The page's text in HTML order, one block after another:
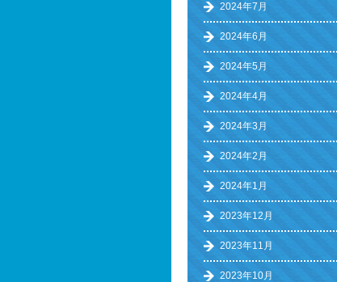
2024年7月
2024年6月
2024年5月
2024年4月
2024年3月
2024年2月
2024年1月
2023年12月
2023年11月
2023年10月